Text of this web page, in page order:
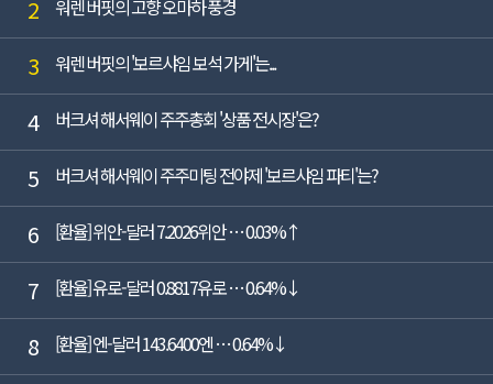
2 워렌 버핏의 고향 오마하 풍경
3 워렌 버핏의 '보르샤임 보석 가게'는...
4 버크셔 해서웨이 주주총회 '상품 전시장'은?
5 버크셔 해서웨이 주주미팅 전야제 '보르샤임 파티'는?
6 [환율] 위안-달러 7.2026위안 … 0.03%↑
7 [환율] 유로-달러 0.8817유로 … 0.64%↓
8 [환율] 엔-달러 143.6400엔 … 0.64%↓